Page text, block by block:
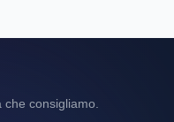
che consigliamo.